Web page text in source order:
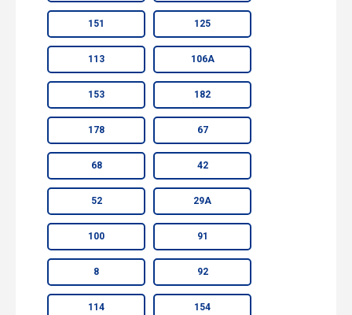
151 125
113 106А
153 182
178 67
68 42
52 29А
100 91
8 92
114 154